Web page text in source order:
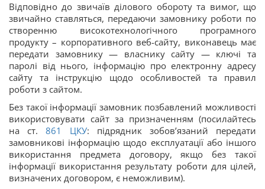
Відповідно до звичаїв ділового обороту та вимог, що
звичайно ставляться, передаючи замовнику роботи по
створенню високотехнологічного програмного
продукту – корпоративного веб-сайту, виконавець має
передати замовнику — власнику сайту — ключі та
паролі від нього, інформацію про електронну адресу
сайту та інструкцію щодо особливостей та правил
роботи з сайтом.
Без такої інформації замовник позбавлений можливості
використовувати сайт за призначенням (посилайтесь
на ст. 861 ЦКУ: підрядник зобов’язаний передати
замовникові інформацію щодо експлуатації або іншого
використання предмета договору, якщо без такої
інформації використання результату роботи для цілей,
визначених договором, є неможливим).